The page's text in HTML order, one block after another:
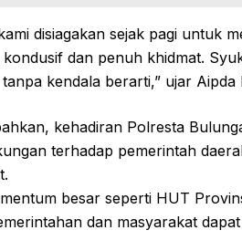
disiagakan sejak pagi untuk
kondusif dan penuh khidmat.
kendala berarti,” ujar Aipda
kehadiran Polresta
terhadap pemerintah
besar seperti HUT
dan masyarakat